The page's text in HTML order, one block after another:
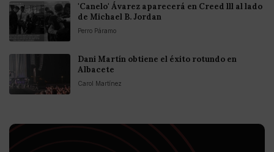
'Canelo' Ávarez aparecerá en Creed lll al lado
de Michael B. Jordan
Perro Páramo
Dani Martín obtiene el éxito rotundo en
Albacete
Carol Martínez